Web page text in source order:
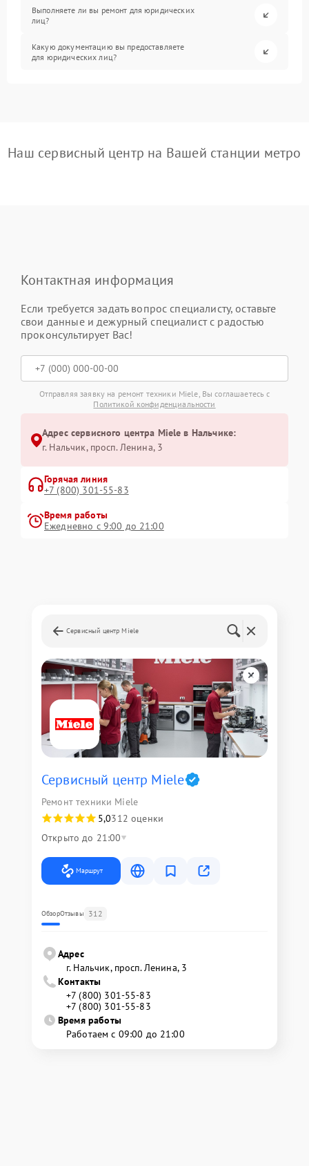
Выполняете ли вы ремонт для юридических
лиц?
Какую документацию вы предоставляете
для юридических лиц?
Наш сервисный центр на Вашей станции метро
Контактная информация
Если требуется задать вопрос специалисту, оставьте
свои данные и дежурный специалист с радостью
проконсультирует Вас!
Отправляя заявку на ремонт техники Miele, Вы соглашаетесь с
Политикой конфиденциальности
Адрес сервисного центра Miele в Нальчике:
г. Нальчик, просп. Ленина, 3
Горячая линия
+7 (800) 301-55-83
Время работы
Ежедневно с 9:00 до 21:00
Сервисный центр Miele
Сервисный центр Miele
Ремонт техники Miele
5,0312 оценки
Открыто до 21:00
Маршрут
ОбзорОтзывы 312
Адрес
г. Нальчик, просп. Ленина, 3
Контакты
+7 (800) 301-55-83
+7 (800) 301-55-83
Время работы
Работаем с 09:00 до 21:00